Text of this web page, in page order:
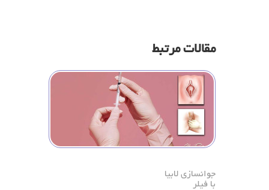
مقالات مرتبط
جوانسازی لابیا
با فیلر